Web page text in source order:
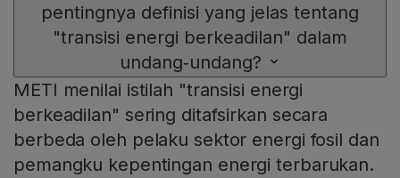
pentingnya definisi yang jelas tentang
"transisi energi berkeadilan" dalam
undang‑undang?
METI menilai istilah "transisi energi
berkeadilan" sering ditafsirkan secara
berbeda oleh pelaku sektor energi fosil dan
pemangku kepentingan energi terbarukan.